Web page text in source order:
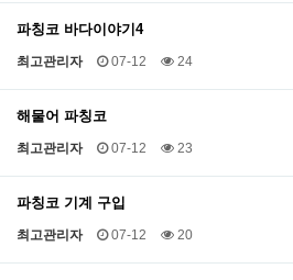
파칭코 바다이야기4
최고관리자 07-12 24
해물어 파칭코
최고관리자 07-12 23
파칭코 기계 구입
최고관리자 07-12 20